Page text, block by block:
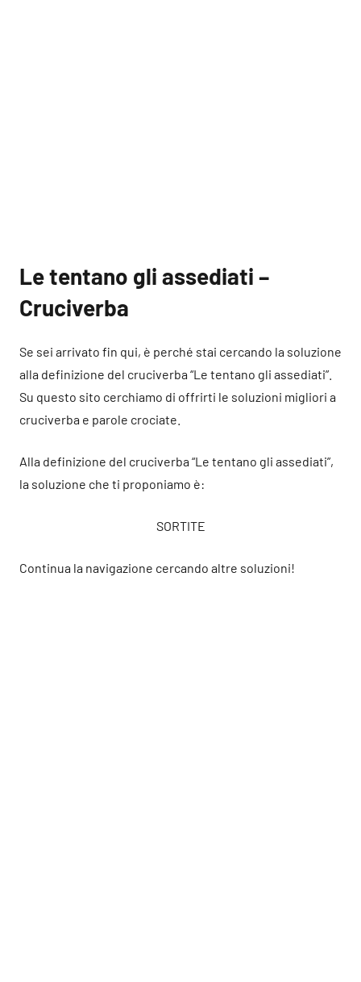
Le tentano gli assediati –
Cruciverba
Se sei arrivato fin qui, è perché stai cercando la soluzione
alla definizione del cruciverba “Le tentano gli assediati”.
Su questo sito cerchiamo di offrirti le soluzioni migliori a
cruciverba e parole crociate.
Alla definizione del cruciverba “Le tentano gli assediati”,
la soluzione che ti proponiamo è:
SORTITE
Continua la navigazione cercando altre soluzioni!